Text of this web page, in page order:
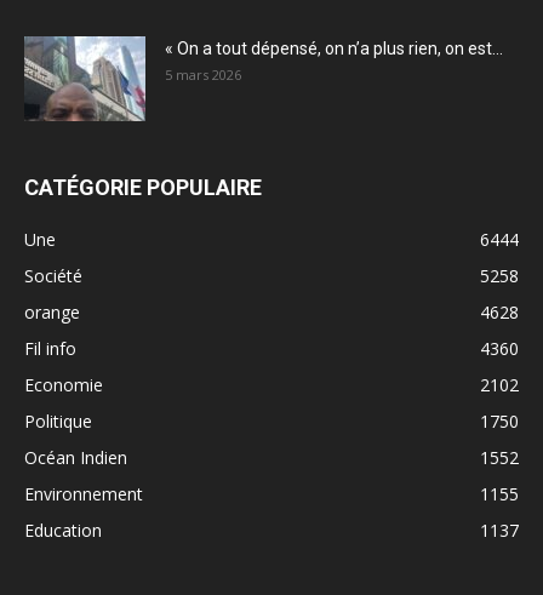
« On a tout dépensé, on n’a plus rien, on est...
5 mars 2026
CATÉGORIE POPULAIRE
Une
6444
Société
5258
orange
4628
Fil info
4360
Economie
2102
Politique
1750
Océan Indien
1552
Environnement
1155
Education
1137